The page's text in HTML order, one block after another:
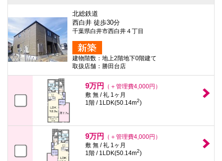
北総鉄道
西白井 徒歩30分
千葉県白井市西白井４丁目
建物階数：地上2階地下0階建て
取扱店舗：勝田台店
9万円
（＋管理費4,000円）
敷 無 / 礼 1ヶ月
1階 / 1LDK(50.14m2)
9万円
（＋管理費4,000円）
敷 無 / 礼 1ヶ月
1階 / 1LDK(50.14m2)